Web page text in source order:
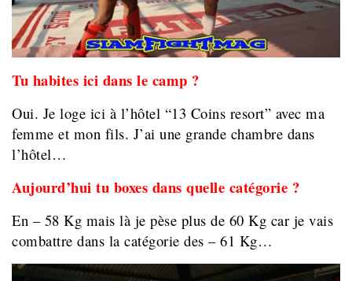
Tu habites ici dans le camp ?
Oui. Je loge ici à l’hôtel “13 Coins resort” avec ma
femme et mon fils. J’ai une grande chambre dans
l’hôtel…
Aujourd’hui tu boxes dans quelle catégorie ?
En – 58 Kg mais là je pèse plus de 60 Kg car je vais
combattre dans la catégorie des – 61 Kg…